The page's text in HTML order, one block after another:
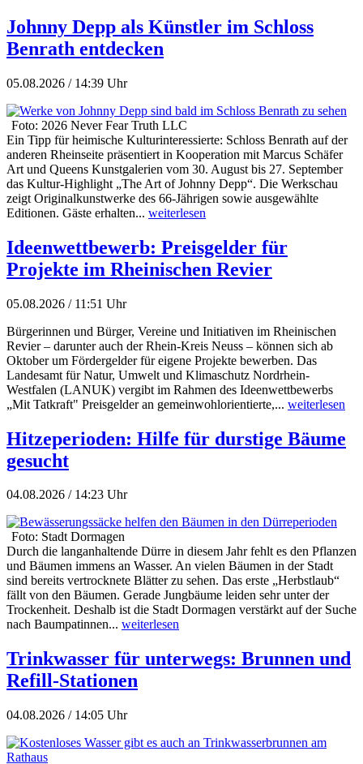
Johnny Depp als Künstler im Schloss
Benrath entdecken
05.08.2026 / 14:39 Uhr
Foto: 2026 Never Fear Truth LLC
Ein Tipp für heimische Kulturinteressierte: Schloss Benrath auf der
anderen Rheinseite präsentiert in Kooperation mit Marcus Schäfer
Art und Queens Kunstgalerien vom 30. August bis 27. September
das Kultur-Highlight „The Art of Johnny Depp“. Die Werkschau
zeigt Originalkunstwerke des 66-Jährigen sowie ausgewählte
Editionen. Gäste erhalten... weiterlesen
Ideenwettbewerb: Preisgelder für
Projekte im Rheinischen Revier
05.08.2026 / 11:51 Uhr
Bürgerinnen und Bürger, Vereine und Initiativen im Rheinischen
Revier – darunter auch der Rhein-Kreis Neuss – können sich ab
Oktober um Fördergelder für eigene Projekte bewerben. Das
Landesamt für Natur, Umwelt und Klimaschutz Nordrhein-
Westfalen (LANUK) vergibt im Rahmen des Ideenwettbewerbs
„Mit Tatkraft" Preisgelder an gemeinwohlorientierte,... weiterlesen
Hitzeperioden: Hilfe für durstige Bäume
gesucht
04.08.2026 / 14:23 Uhr
Foto: Stadt Dormagen
Durch die langanhaltende Dürre in diesem Jahr fehlt es den Pflanzen
und Bäumen immens an Wasser. An vielen Bäumen in der Stadt
sind bereits vertrocknete Blätter zu sehen. Das erste „Herbstlaub“
fällt von den Bäumen. Gerade Jungbäume leiden sehr unter der
Trockenheit. Deshalb ist die Stadt Dormagen verstärkt auf der Suche
nach Baumpatinnen... weiterlesen
Trinkwasser für unterwegs: Brunnen und
Refill-Stationen
04.08.2026 / 14:05 Uhr